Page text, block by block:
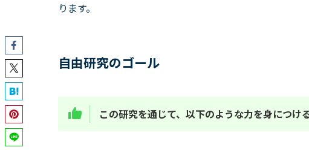
ります。
自由研究のゴール
この研究を通じて、以下のような力を身につけ